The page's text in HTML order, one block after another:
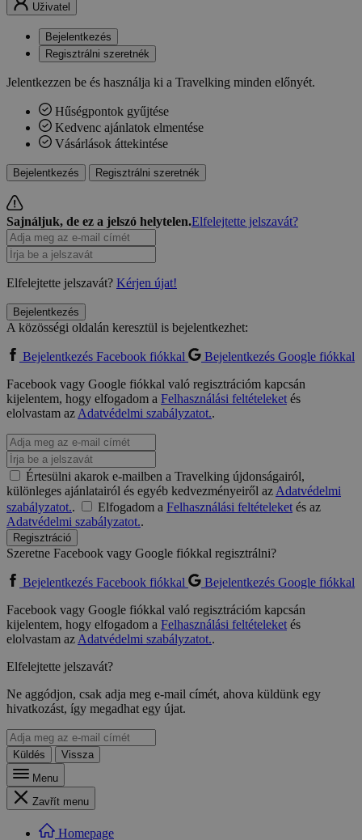
Uživatel
Bejelentkezés
Regisztrálni szeretnék
Jelentkezzen be és használja ki a Travelking minden előnyét.
Hűségpontok gyűjtése
Kedvenc ajánlatok elmentése
Vásárlások áttekintése
Bejelentkezés Regisztrálni szeretnék
Sajnáljuk, de ez a jelszó helytelen.Elfelejtette jelszavát?
Elfelejtette jelszavát? Kérjen újat!
Bejelentkezés
A közösségi oldalán keresztül is bejelentkezhet:
Bejelentkezés Facebook fiókkal
Bejelentkezés Google fiókkal
Facebook vagy Google fiókkal való regisztrációm kapcsán
kijelentem, hogy elfogadom a Felhasználási feltételeketés
elolvastam azAdatvédelmi szabályzatot..
Értesülni akarok e-mailben a Travelking újdonságairól,
különleges ajánlatairól és egyéb kedvezményeiről azAdatvédelmi
szabályzatot.. Elfogadom a Felhasználási feltételeketés az
Adatvédelmi szabályzatot..
Regisztráció
Szeretne Facebook vagy Google fiókkal regisztrálni?
Bejelentkezés Facebook fiókkal
Bejelentkezés Google fiókkal
Facebook vagy Google fiókkal való regisztrációm kapcsán
kijelentem, hogy elfogadom a Felhasználási feltételeketés
elolvastam azAdatvédelmi szabályzatot..
Elfelejtette jelszavát?
Ne aggódjon, csak adja meg e-mail címét, ahova küldünk egy
hivatkozást, így megadhat egy újat.
Küldés
Vissza
Menu
Zavřít menu
Homepage